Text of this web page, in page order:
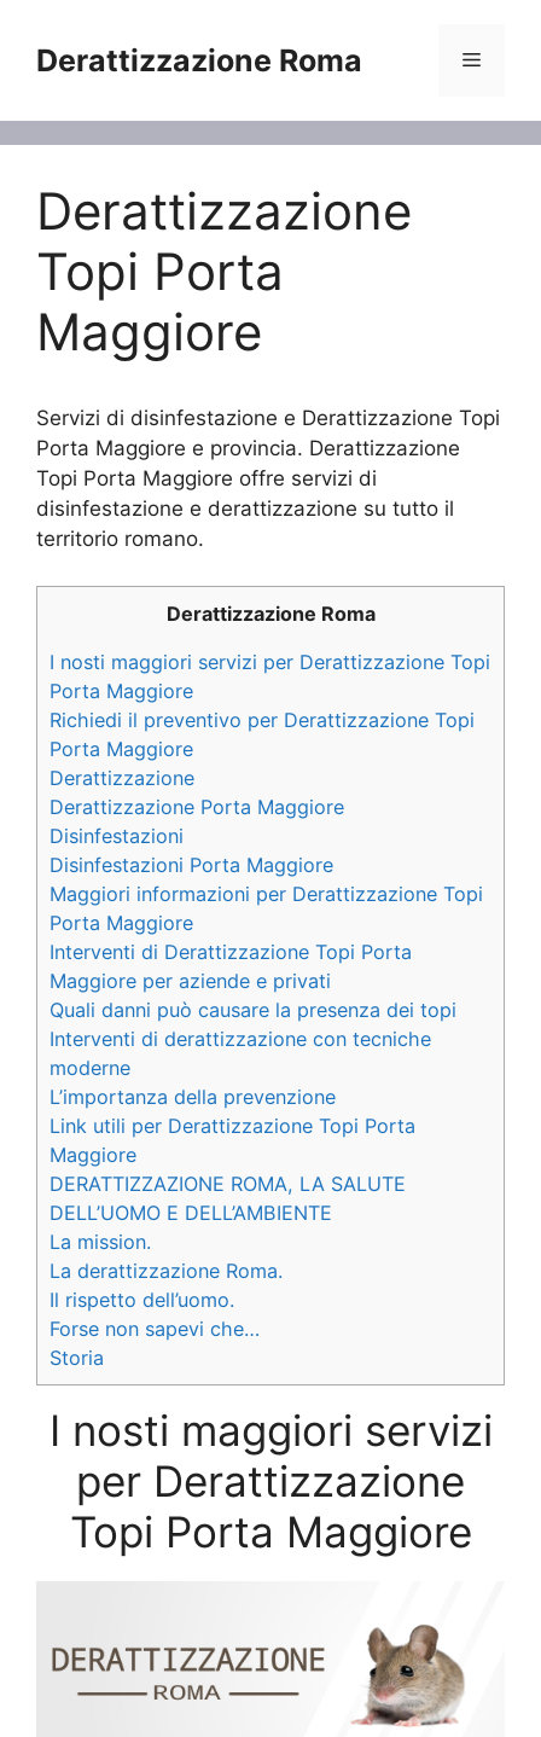
contenuto
Derattizzazione Roma Menu
Derattizzazione
Topi Porta
Maggiore
Servizi di disinfestazione e Derattizzazione Topi
Porta Maggiore e provincia. Derattizzazione
Topi Porta Maggiore offre servizi di
disinfestazione e derattizzazione su tutto il
territorio romano.
Derattizzazione Roma
I nosti maggiori servizi per Derattizzazione Topi
Porta Maggiore
Richiedi il preventivo per Derattizzazione Topi
Porta Maggiore
Derattizzazione
Derattizzazione Porta Maggiore
Disinfestazioni
Disinfestazioni Porta Maggiore
Maggiori informazioni per Derattizzazione Topi
Porta Maggiore
Interventi di Derattizzazione Topi Porta
Maggiore per aziende e privati
Quali danni può causare la presenza dei topi
Interventi di derattizzazione con tecniche
moderne
L’importanza della prevenzione
Link utili per Derattizzazione Topi Porta
Maggiore
DERATTIZZAZIONE ROMA, LA SALUTE
DELL’UOMO E DELL’AMBIENTE
La mission.
La derattizzazione Roma.
Il rispetto dell’uomo.
Forse non sapevi che…
Storia
I nosti maggiori servizi
per Derattizzazione
Topi Porta Maggiore